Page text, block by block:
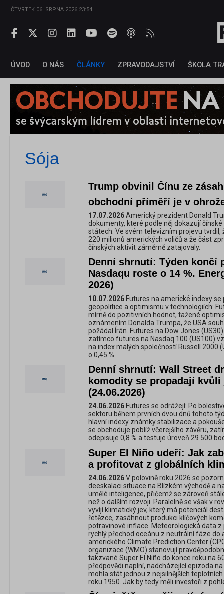
ČTVRTEK 06. SRPNA 2026 23:54
ÚVOD O NÁS ČLÁNKY ZPRAVODAJSTVÍ ŠKOLA
Sója
Trump obvinil Čínu ze
obchodní příměří je v
17.07.2026Americký prezident Donald
dokumenty, které podle něj dokazují
státech. Ve svém televizním projevu tvrdil,
220 milionů amerických voličů a že část
čínských aktivit záměrně zatajovaly.
Denní shrnutí: Týden končí
Nasdaqu roste o 14 %.
2026)
10.07.2026 Futures na americké indexy
geopolitice a optimismu v technologiích:
mírně do pozitivních hodnot, tažené
oznámením Donalda Trumpa, že USA
požádal Írán. Futures na Dow Jones
zatímco futures na Nasdaq 100 (US100)
na index malých společností Russell 2000
o 0,45 %.
Denní shrnutí: Wall Street
komodity se propadají
(24.06.2026)
24.06.2026 Futures se odrážejí: Po
sektoru během prvních dvou dnů tohoto
hlavní indexy známky stabilizace a
se obchoduje poblíž včerejšího závěru,
odepisuje 0,8 % a testuje úroveň 29 500
Super El Niño udeří: Jak
a profitovat z globálních
24.06.2026V polovině roku 2026 se
deeskalaci situace na Blízkém východě a
umělé inteligence, přičemž se zároveň
než o dalším rozvoji. Paralelně se však v
vyvíjí klimatický jev, který má potenciál
řetězce, zasáhnout produkci klíčových
potravinové inflace. Meteorologická data
rychlý přechod oceánu z neutrální fáze do
amerického Climate Prediction Center
organizace (WMO) stanovují
takzvané Super El Niño do konce roku na
předpovědi naplní, nadcházející epizoda
mohla stát jednou z nejsilnějších
roku 1950. Jak by tedy měli investoři z